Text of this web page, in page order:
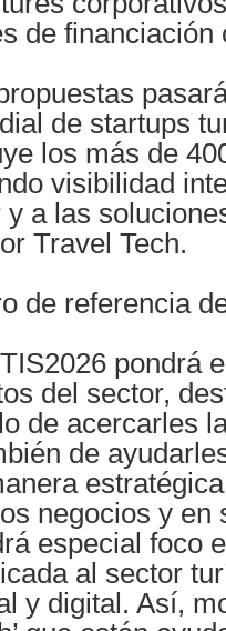
de financiación
de startups
los más de
visibilidad
a las
Travel Tech.
de referencia
pondrá
del sector,
de acercarles
de
negocios y en
especial foco
al sector
y digital. Así,